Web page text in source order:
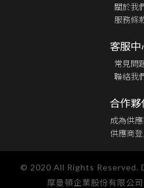
關於我
服務條
客服中
常見問
聯絡我
合作夥
成為供
供應商
© 2020 All Rights Reserved.
摩曼頓企業股份有限公